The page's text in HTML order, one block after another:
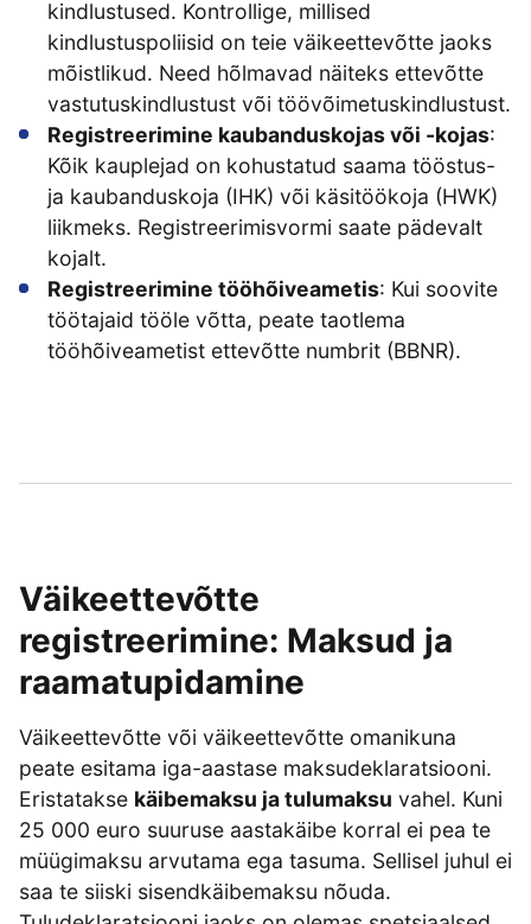
kindlustused. Kontrollige, millised
kindlustuspoliisid on teie väikeettevõtte jaoks
mõistlikud. Need hõlmavad näiteks ettevõtte
vastutuskindlustust või töövõimetuskindlustust.
Registreerimine kaubanduskojas või -kojas:
Kõik kauplejad on kohustatud saama tööstus-
ja kaubanduskoja (IHK) või käsitöökoja (HWK)
liikmeks. Registreerimisvormi saate pädevalt
kojalt.
Registreerimine tööhõiveametis: Kui soovite
töötajaid tööle võtta, peate taotlema
tööhõiveametist ettevõtte numbrit (BBNR).
Väikeettevõtte
registreerimine: Maksud ja
raamatupidamine
Väikeettevõtte või väikeettevõtte omanikuna
peate esitama iga-aastase maksudeklaratsiooni.
Eristatakse käibemaksu ja tulumaksu vahel. Kuni
25 000 euro suuruse aastakäibe korral ei pea te
müügimaksu arvutama ega tasuma. Sellisel juhul ei
saa te siiski sisendkäibemaksu nõuda.